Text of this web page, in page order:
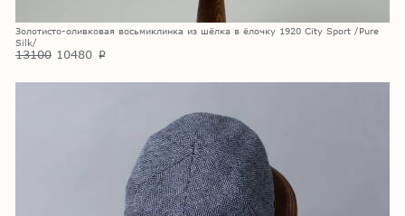
Золотисто-оливковая восьмиклинка из шёлка в ёлочку 1920 City Sport /Pure
Silk/
13100 10480 p